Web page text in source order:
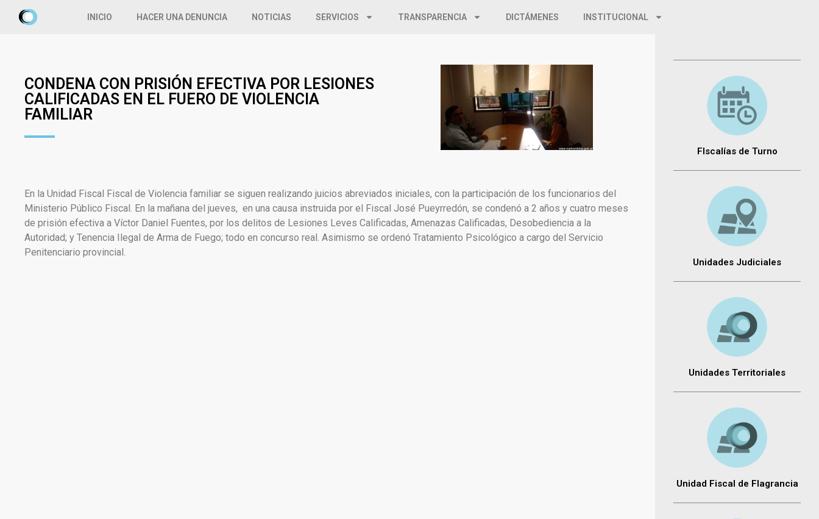
INICIO HACER UNA DENUNCIA NOTICIAS SERVICIOS TRANSPARENCIA DICTÁMENES INSTITUCIONAL
CONDENA CON PRISIÓN EFECTIVA POR LESIONES
CALIFICADAS EN EL FUERO DE VIOLENCIA
FAMILIAR
En la Unidad Fiscal Fiscal de Violencia familiar se siguen realizando juicios abreviados iniciales, con la participación de los funcionarios del
Ministerio Público Fiscal. En la mañana del jueves, en una causa instruida por el Fiscal José Pueyrredón, se condenó a 2 años y cuatro meses
de prisión efectiva a Víctor Daniel Fuentes, por los delitos de Lesiones Leves Calificadas, Amenazas Calificadas, Desobediencia a la
Autoridad; y Tenencia Ilegal de Arma de Fuego; todo en concurso real. Asimismo se ordenó Tratamiento Psicológico a cargo del Servicio
Penitenciario provincial.
FIscalías de Turno
Unidades Judiciales
Unidades Territoriales
Unidad Fiscal de Flagrancia